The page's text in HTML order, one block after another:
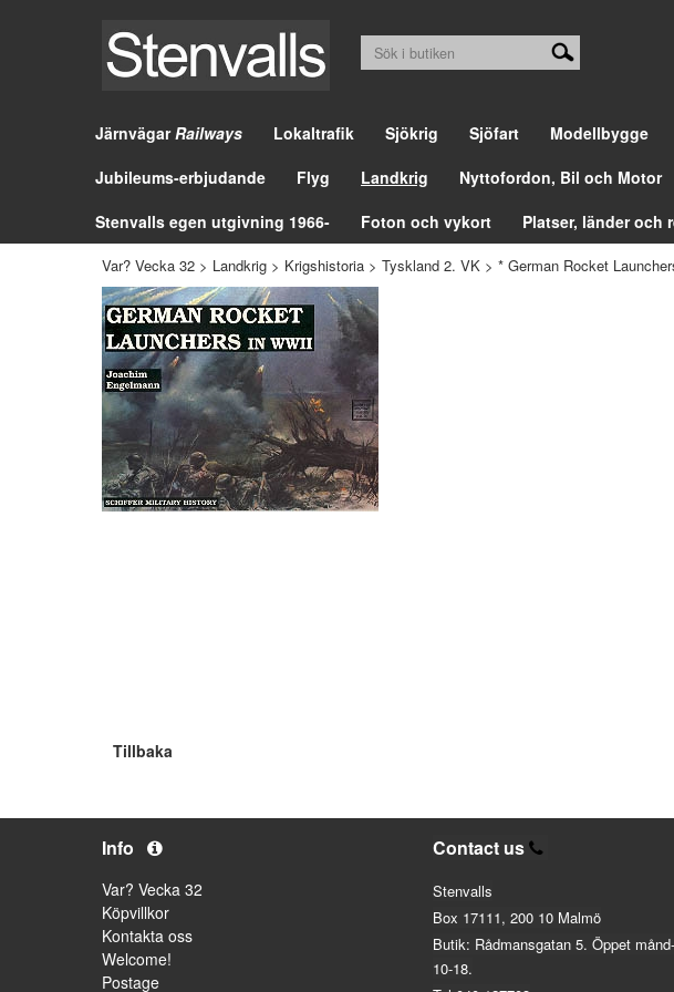
JärnvägarRailways Lokaltrafik Sjökrig Sjöfart Modellbygge
Jubileums-erbjudande
Flyg Landkrig Nyttofordon, Bil och Motor
Stenvalls egen utgivning 1966-
Foton och vykort Platser, länder och
Var? Vecka 32 > Landkrig > Krigshistoria > Tyskland 2. VK > * German Rocket
Tillbaka
Info
Var? Vecka 32
Köpvillkor
Kontakta oss
Welcome!
Postage
Contact us
Stenvalls
Box 17111, 200 10 Malmö
Butik: Rådmansgatan 5. Öppet
10-18.